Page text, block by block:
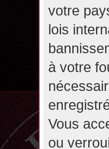
votre
lois
à votre
Vous
ou